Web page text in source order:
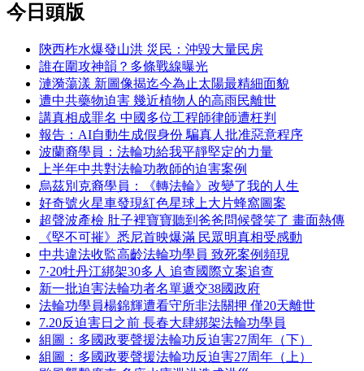
今日頭版
陝西柞水爆發山洪 災民：沖毀大量民房
誰在圍攻神韻？多條戰線曝光
漣漪蕩漾 新圖像揭迄今為止太陽最精細面貌
遭中共藥物迫害 幾近植物人的高雨民離世
講真相成罪名 中國多位工程師律師遭枉判
報告：AI自動生成假身份 騙真人批准惡意程序
波蘭裔學員：法輪功給我平靜堅定的力量
上半年中共對法輪功教師的迫害案例
烏茲別克裔學員：《轉法輪》改變了我的人生
好奇號火星車發現紅色星球上大片蜂窩圖案
超聲波產檢 肚子裡寶寶聽到爸爸問候聲笑了 畫面熱傳
《堅不可摧》悉尼首映爆滿 民眾明真相受感動
中共違法收監高齡法輪功學員 致死案例頻現
7·20牡丹江綁架30多人 追查國際立案追查
新一批迫害法輪功者名單遞交38國政府
法輪功學員楊錦輝遭看守所非法關押 僅20天離世
7.20反迫害日之前 長春大肆綁架法輪功學員
組圖：多國政要聲援法輪功反迫害27周年（下）
組圖：多國政要聲援法輪功反迫害27周年（上）